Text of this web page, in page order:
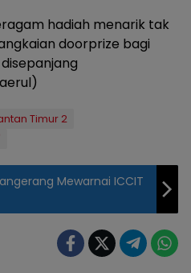
hadiah menarik tak
doorprize bagi
Timur 2
Mewarnai ICCIT